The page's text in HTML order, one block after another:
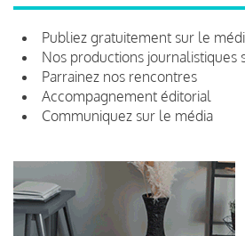
Publiez gratuitement sur le
Nos productions journalistiques
Parrainez nos rencontres
Accompagnement éditorial
Communiquez sur le média